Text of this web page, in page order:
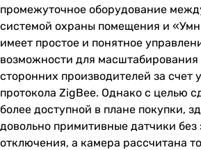
промежуточное оборудование
системой охраны помещения и
имеет простое и понятное
возможности для масштабирования
сторонних производителей за счет
протокола ZigBee. Однако с целью
более доступной в плане покупки,
довольно примитивные датчики без
отключения, а камера рассчитана